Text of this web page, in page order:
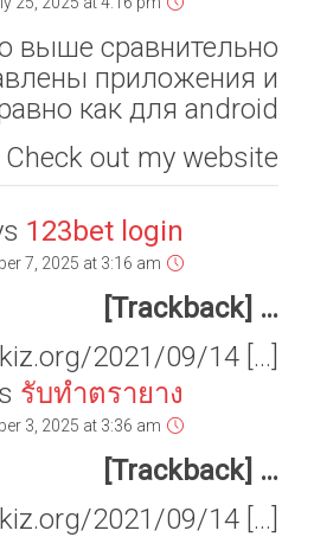
[…] There you can find 38379 more Information on that Topic: hajmarkiz.org/2021/09/14/تأصيل-